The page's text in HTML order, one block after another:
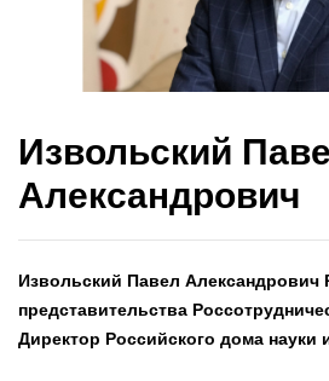
Извольский
Александрович
Извольский Павел Александрович
представительства
Директор Российского дома науки